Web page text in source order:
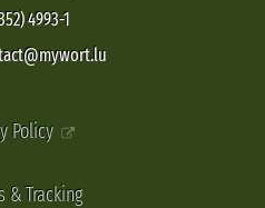
4993-1
Policy
& Tracking